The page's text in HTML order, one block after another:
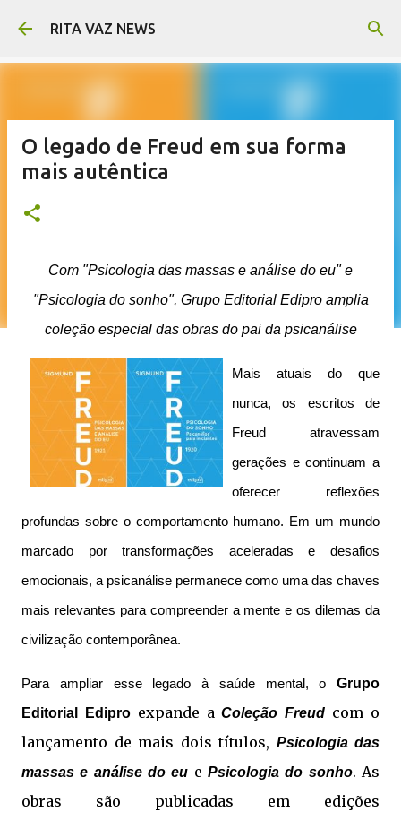
Pular para o conteúdo principal
RITA VAZ NEWS
O legado de Freud em sua forma
mais autêntica
Com "Psicologia das massas e análise do eu" e
"Psicologia do sonho", Grupo Editorial Edipro amplia
coleção especial das obras do pai da psicanálise
Mais atuais do que
nunca, os escritos de
Freud atravessam
gerações e continuam a
oferecer reflexões
profundas sobre o comportamento humano. Em um mundo
marcado por transformações aceleradas e desafios
emocionais, a psicanálise permanece como uma das chaves
mais relevantes para compreender a mente e os dilemas da
civilização contemporânea.
Para ampliar esse legado à saúde mental, o Grupo
Editorial Ediproexpande aColeção Freud com o
lançamento de mais dois títulos, Psicologia das
massas e análise do eu ePsicologia do sonho. As
obras são publicadas em edições